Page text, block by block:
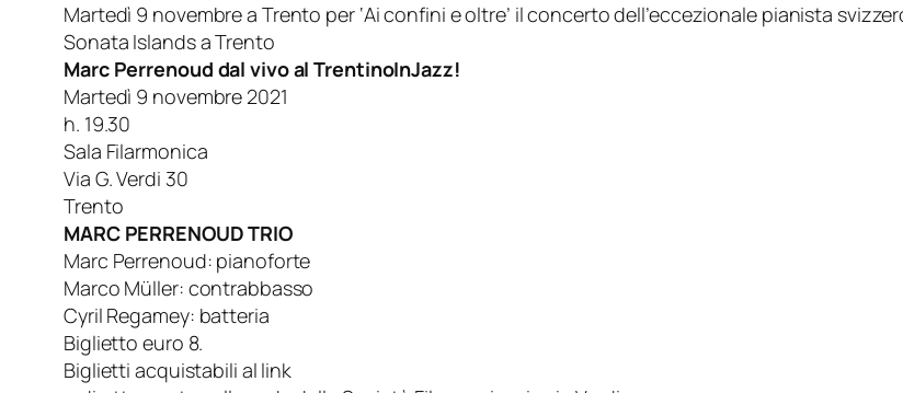
Martedì 9 novembre a Trento per ‘Ai confini e oltre’ il concerto dell’eccezionale pianista
Sonata Islands a Trento
Marc Perrenoud dal vivo al TrentinoInJazz!
Martedì 9 novembre 2021
h. 19.30
Sala Filarmonica
Via G. Verdi 30
Trento
MARC PERRENOUD TRIO
Marc Perrenoud: pianoforte
Marco Müller: contrabbasso
Cyril Regamey: batteria
Biglietto euro 8.
Biglietti acquistabili al link